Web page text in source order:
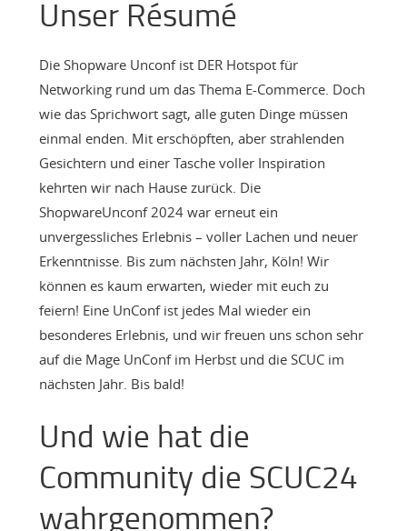
Unser Résumé
Die Shopware Unconf ist DER Hotspot für
Networking rund um das Thema E-Commerce. Doch
wie das Sprichwort sagt, alle guten Dinge müssen
einmal enden. Mit erschöpften, aber strahlenden
Gesichtern und einer Tasche voller Inspiration
kehrten wir nach Hause zurück. Die
ShopwareUnconf 2024 war erneut ein
unvergessliches Erlebnis – voller Lachen und neuer
Erkenntnisse. Bis zum nächsten Jahr, Köln! Wir
können es kaum erwarten, wieder mit euch zu
feiern! Eine UnConf ist jedes Mal wieder ein
besonderes Erlebnis, und wir freuen uns schon sehr
auf die Mage UnConf im Herbst und die SCUC im
nächsten Jahr. Bis bald!
Und wie hat die
Community die SCUC24
wahrgenommen?